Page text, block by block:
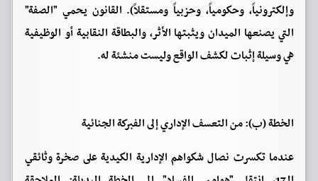
وإلكترونياً، وحكومياً، وحزبياً ومستقلاً). القانون يحمي "الصفة"
التي يصنعها الميدان ويثبتها الأثر، والبطاقة النقابية أو الوظيفية
هي وسيلة إثبات لكشف الواقع وليست منشئة له.
الخطة (ب): من التعسف الإداري إلى الفبركة الجنائية
عندما تكسرت نصال شكواهم الإدارية الكيدية على صخرة وثائقي